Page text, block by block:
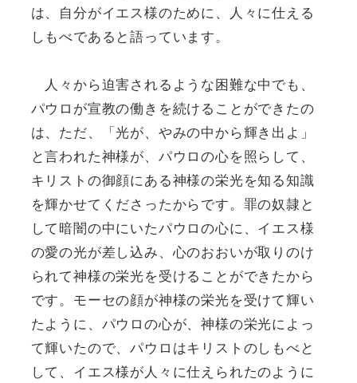
は、自分がイエス様のために、人々に仕える
しもべであると語っています。
人々から迫害されるような困難な中でも、
パウロが宣教の働きを続けることができたの
は、ただ、「光が、やみの中から輝き出よ」
と言われた神様が、パウロの心を照らして、
キリストの御顔にある神様の栄光を知る知識
を輝かせてくださったからです。罪の奴隷と
して暗闇の中にいたパウロの心に、イエス様
の愛の光が差し込み、心のおおいが取りのけ
られて神様の栄光を受けることができたから
です。モーセの顔が神様の栄光を受けて輝い
たように、パウロの心が、神様の栄光によっ
て輝いたので、パウロはキリストのしもべと
して、イエス様が人々に仕えられたのように